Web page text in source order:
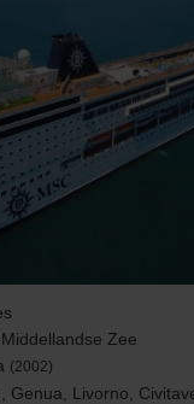
Zee
(2002)
Genua, Livorno,